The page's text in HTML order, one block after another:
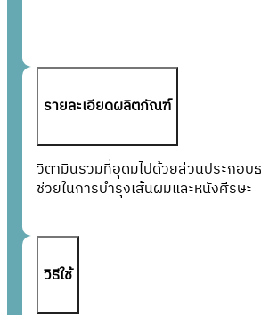
รายละเอียดผลิตภัณฑ์
วิตามินรวมที่อุดมไปด้วยส่วนประกอบ
ช่วยในการบำรุงเส้นผมและหนังศีรษะ
วิธีใช้